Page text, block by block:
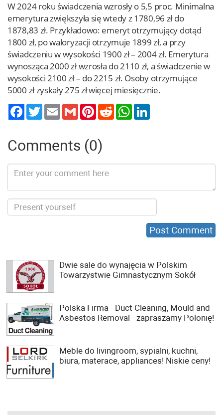
W 2024 roku świadczenia wzrosły o 5,5 proc. Minimalna
emerytura zwiększyła się wtedy z 1780,96 zł do
1878,83 zł. Przykładowo: emeryt otrzymujący dotąd
1800 zł, po waloryzacji otrzymuje 1899 zł, a przy
świadczeniu w wysokości 1900 zł – 2004 zł. Emerytura
wynosząca 2000 zł wzrosła do 2110 zł, a świadczenie w
wysokości 2100 zł – do 2215 zł. Osoby otrzymujące
5000 zł zyskały 275 zł więcej miesięcznie.
TwitterEmail Gmail PinterestReddit WhatsApp
Comments (0)
Dwie sale do wynajęcia w Polskim
Towarzystwie Gimnastycznym Sokół
Polska Firma - Duct Cleaning, Mould and
Asbestos Removal - zapraszamy Polonię!
Meble do livingroom, sypialni, kuchni,
biura, materace, appliances! Niskie ceny!